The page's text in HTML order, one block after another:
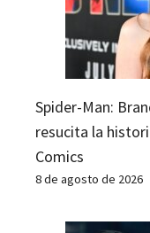
Spider-Man:
resucita la
Comics
8 de agosto de 2026